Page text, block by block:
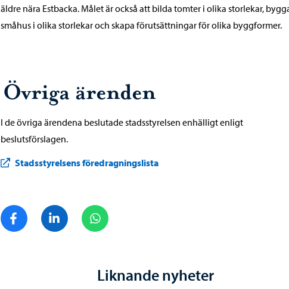
äldre nära Estbacka. Målet är också att bilda tomter i olika storlekar,
småhus i olika storlekar och skapa förutsättningar för olika byggformer.
Övriga ärenden
I de övriga ärendena beslutade stadsstyrelsen enhälligt enligt
beslutsförslagen.
Stadsstyrelsens föredragningslista
Dela på FacebookDela på LinkedIn
Liknande nyheter